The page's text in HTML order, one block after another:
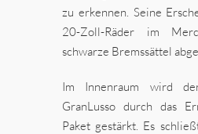
zu erkennen. Seine
20-Zoll-Räder im
schwarze Bremssättel
Im Innenraum wird
GranLusso durch das
Paket gestärkt. Es